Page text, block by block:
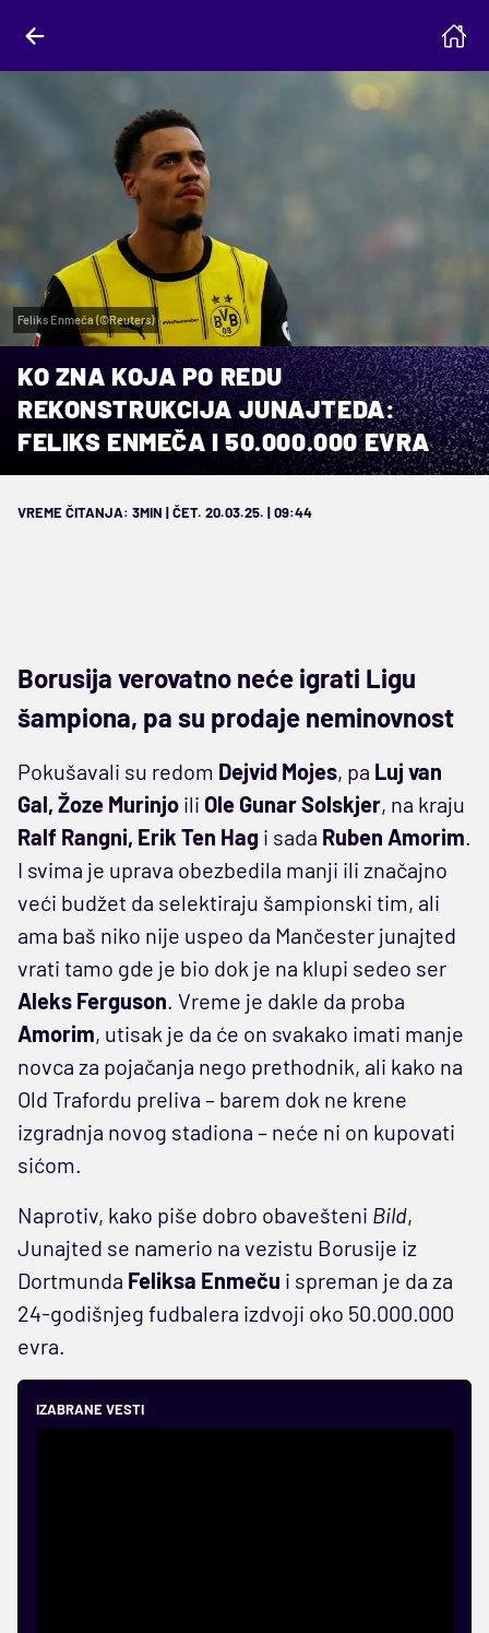
Feliks Enmeča (©Reuters)
KO ZNA KOJA PO REDU
REKONSTRUKCIJA JUNAJTEDA:
FELIKS ENMEČA I 50.000.000 EVRA
VREME ČITANJA: 3MIN | ČET. 20.03.25. | 09:44
Borusija verovatno neće igrati Ligu
šampiona, pa su prodaje neminovnost
Pokušavali su redom Dejvid Mojes, pa Luj van
Gal, Žoze Murinjo ili Ole Gunar Solskjer, na kraju
Ralf Rangni, Erik Ten Hag i sada Ruben Amorim.
I svima je uprava obezbedila manji ili značajno
veći budžet da selektiraju šampionski tim, ali
ama baš niko nije uspeo da Mančester junajted
vrati tamo gde je bio dok je na klupi sedeo ser
Aleks Ferguson. Vreme je dakle da proba
Amorim, utisak je da će on svakako imati manje
novca za pojačanja nego prethodnik, ali kako na
Old Trafordu preliva – barem dok ne krene
izgradnja novog stadiona – neće ni on kupovati
sićom.
Naprotiv, kako piše dobro obavešteni Bild,
Junajted se namerio na vezistu Borusije iz
Dortmunda Feliksa Enmeču i spreman je da za
24-godišnjeg fudbalera izdvoji oko 50.000.000
evra.
IZABRANE VESTI